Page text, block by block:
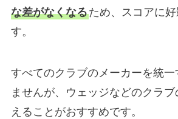
な差がなくなるため、スコアに
す。
すべてのクラブのメーカーを統一
ませんが、ウェッジなどのクラ
えることがおすすめです。